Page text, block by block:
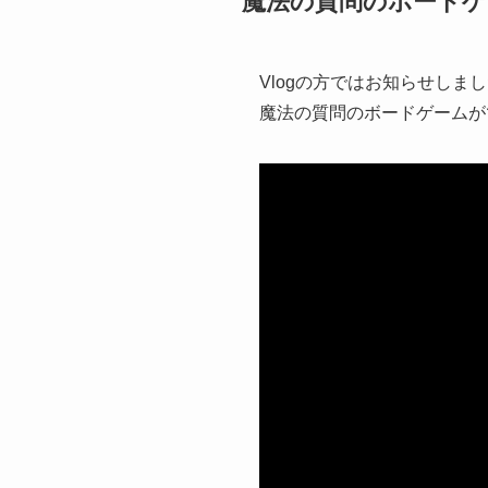
Vlogの方ではお知らせしま
魔法の質問のボードゲームが